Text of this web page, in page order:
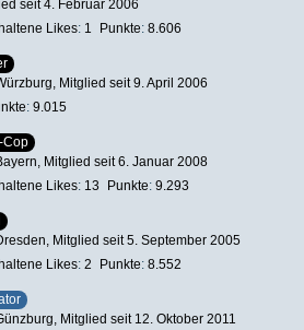
seit 4. Februar 2006
Likes 1 Punkte 8.606
Mitglied seit 9. April 2006
9.015
Cop
Mitglied seit 6. Januar 2008
Likes 13 Punkte 9.293
Mitglied seit 5. September 2005
Likes 2 Punkte 8.552
Mitglied seit 12. Oktober 2011